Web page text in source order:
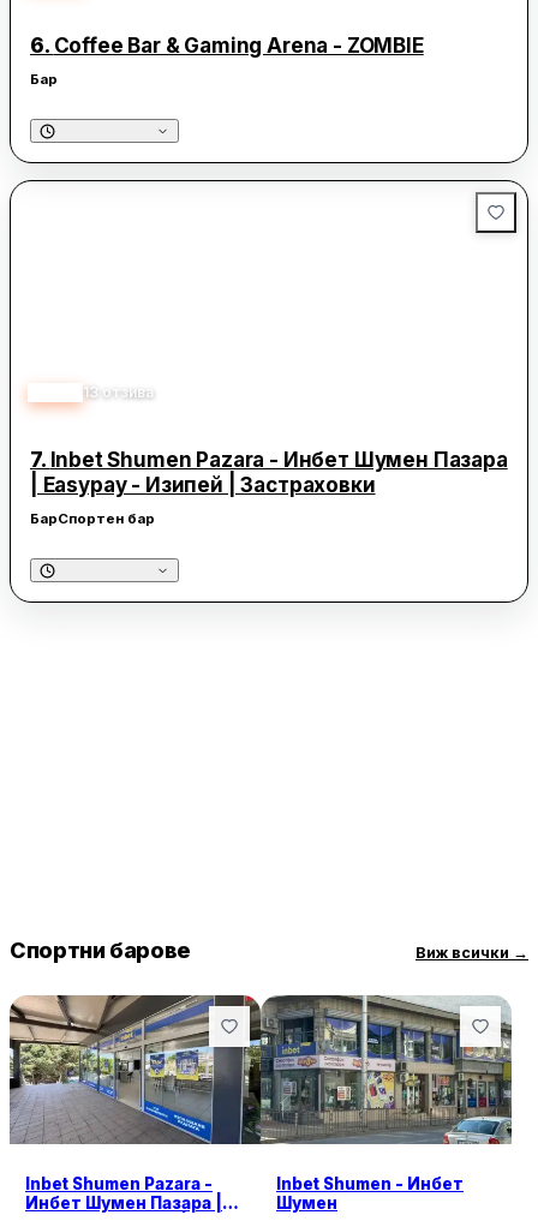
6. Coffee Bar & Gaming Arena - ZOMBIE
Бар
13 отзива
7. Inbet Shumen Pazara - Инбет Шумен Пазара
| Easypay - Изипей | Застраховки
БарСпортен бар
Спортни барове Виж всички →
Inbet Shumen Pazara -
Инбет Шумен Пазара |
Inbet Shumen - Инбет
Шумен